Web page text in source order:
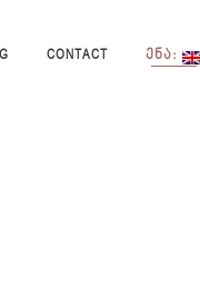
CONTACT ᲔᲜᲐ: